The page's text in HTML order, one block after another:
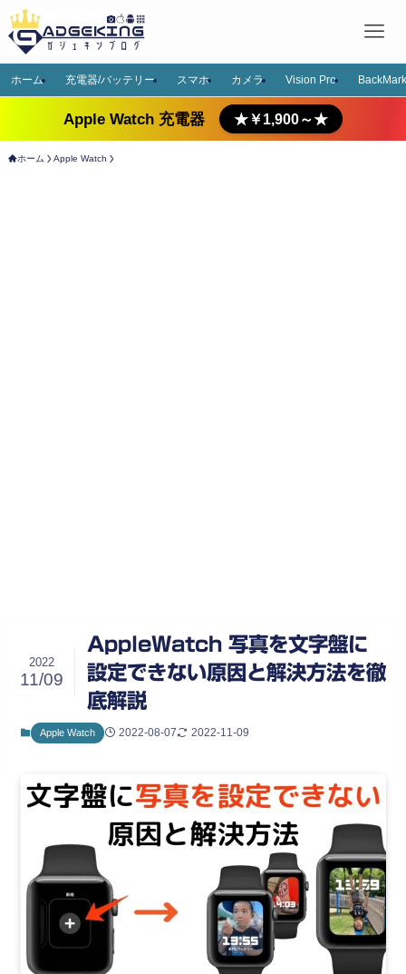
ホーム 充電器/バッテリー スマホ カメラ Vision Pro
Apple Watch 充電器 ★￥1,900～★
ホーム Apple Watch
AppleWatch 写真を文字盤に
設定できない原因と解決方法を徹
底解説
2022
11/09
Apple Watch 2022-08-07 2022-11-09